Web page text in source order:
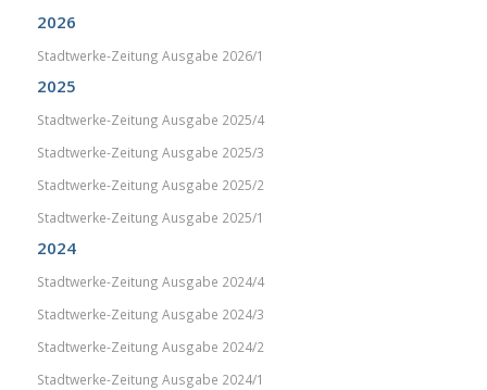
2026
Stadtwerke-Zeitung Ausgabe 2026/1
2025
Stadtwerke-Zeitung Ausgabe 2025/4
Stadtwerke-Zeitung Ausgabe 2025/3
Stadtwerke-Zeitung Ausgabe 2025/2
Stadtwerke-Zeitung Ausgabe 2025/1
2024
Stadtwerke-Zeitung Ausgabe 2024/4
Stadtwerke-Zeitung Ausgabe 2024/3
Stadtwerke-Zeitung Ausgabe 2024/2
Stadtwerke-Zeitung Ausgabe 2024/1